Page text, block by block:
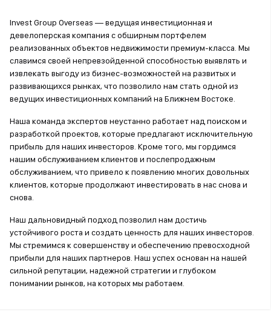
Invest Group Overseas — ведущая инвестиционная и
девелоперская компания с обширным портфелем
реализованных объектов недвижимости премиум-класса. Мы
славимся своей непревзойденной способностью выявлять и
извлекать выгоду из бизнес-возможностей на развитых и
развивающихся рынках, что позволило нам стать одной из
ведущих инвестиционных компаний на Ближнем Востоке.
Наша команда экспертов неустанно работает над поиском и
разработкой проектов, которые предлагают исключительную
прибыль для наших инвесторов. Кроме того, мы гордимся
нашим обслуживанием клиентов и послепродажным
обслуживанием, что привело к появлению многих довольных
клиентов, которые продолжают инвестировать в нас снова и
снова.
Наш дальновидный подход позволил нам достичь
устойчивого роста и создать ценность для наших инвесторов.
Мы стремимся к совершенству и обеспечению превосходной
прибыли для наших партнеров. Наш успех основан на нашей
сильной репутации, надежной стратегии и глубоком
понимании рынков, на которых мы работаем.